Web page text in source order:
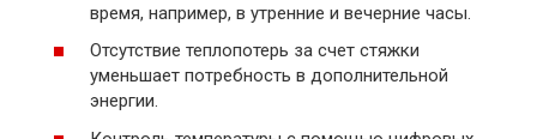
время, например, в утренние и вечерние часы.
Отсутствие теплопотерь за счет стяжки
уменьшает потребность в дополнительной
энергии.